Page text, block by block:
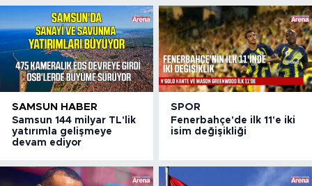
SAMSUN HABER
Samsun 144 milyar TL'lik
yatırımla gelişmeye
devam ediyor
SPOR
Fenerbahçe'de ilk 11'e iki
isim değişikliği